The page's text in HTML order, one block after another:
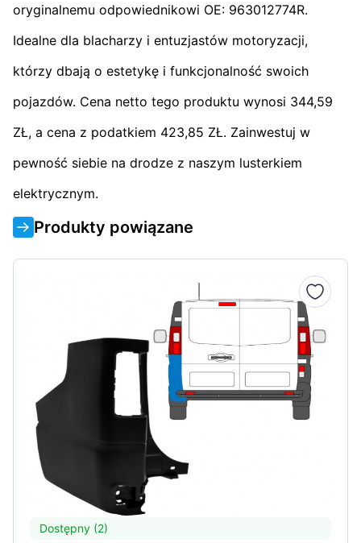
oryginalnemu odpowiednikowi OE: 963012774R.
Idealne dla blacharzy i entuzjastów motoryzacji,
którzy dbają o estetykę i funkcjonalność swoich
pojazdów. Cena netto tego produktu wynosi 344,59
ZŁ, a cena z podatkiem 423,85 ZŁ. Zainwestuj w
pewność siebie na drodze z naszym lusterkiem
elektrycznym.
Produkty powiązane
Dostępny (2)